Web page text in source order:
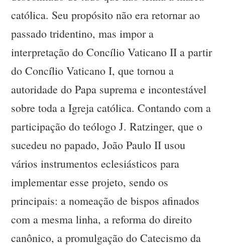
católica. Seu propósito não era retornar ao
passado tridentino, mas impor a
interpretação do Concílio Vaticano II a partir
do Concílio Vaticano I, que tornou a
autoridade do Papa suprema e incontestável
sobre toda a Igreja católica. Contando com a
participação do teólogo J. Ratzinger, que o
sucedeu no papado, João Paulo II usou
vários instrumentos eclesiásticos para
implementar esse projeto, sendo os
principais: a nomeação de bispos afinados
com a mesma linha, a reforma do direito
canônico, a promulgação do Catecismo da